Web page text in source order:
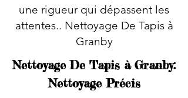
une rigueur qui dépassent les
attentes.. Nettoyage De Tapis à
Granby
Nettoyage De Tapis à Granby:
Nettoyage Précis